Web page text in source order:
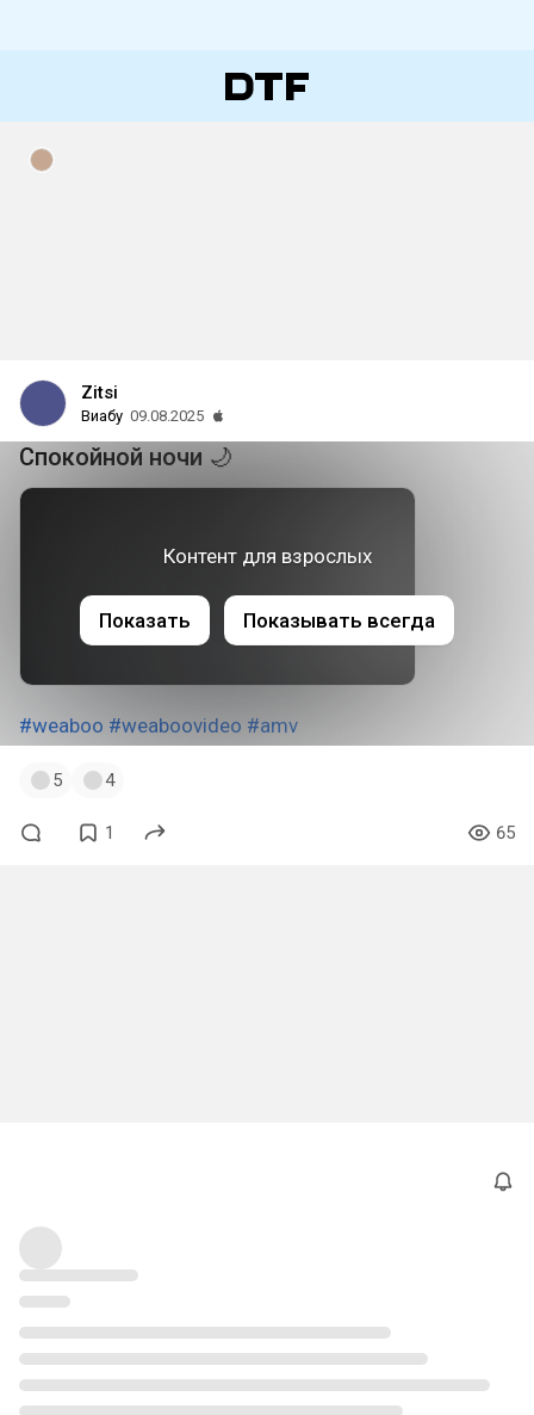
Zitsi
Виабу 09.08.2025
Спокойной ночи 🌙
#weaboo #weaboovideo #amv
Контент для взрослых
Показать Показывать всегда
5 4
1 65